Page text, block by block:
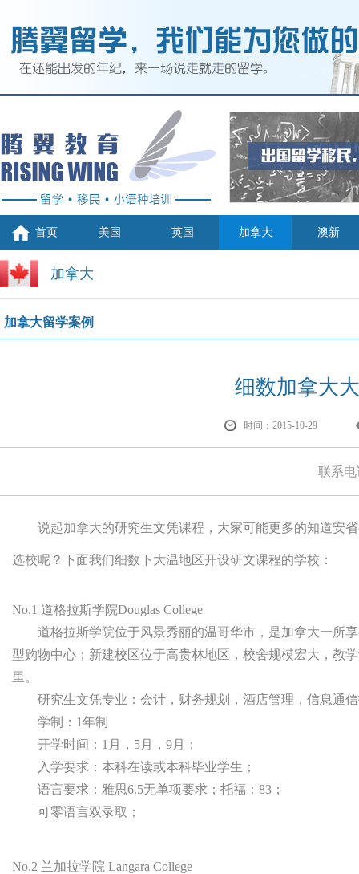
首页 美国 英国 加拿大 澳新
加拿大
加拿大留学案例
细数加拿大
时间：2015-10-29
联系
说起加拿大的研究生文凭课程，大家可能更多的知道安省
选校呢？下面我们细数下大温地区开设研文课程的学校：
No.1 道格拉斯学院Douglas College
道格拉斯学院位于风景秀丽的温哥华市，是加拿大一所
型购物中心；新建校区位于高贵林地区，校舍规模宏大，教
里。
研究生文凭专业：会计，财务规划，酒店管理，信息通
学制：1年制
开学时间：1月，5月，9月；
入学要求：本科在读或本科毕业学生；
语言要求：雅思6.5无单项要求；托福：83；
可零语言双录取；
No.2 兰加拉学院 Langara College